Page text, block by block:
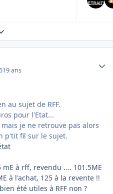
topic overview
19 ans
au sujet de RFF.
pour l'Etat...
je ne retrouve pas alors
p'tit fil sur le sujet.
à rff, revendu .... 101.5ME
à l'achat, 125 à la revente !!
été utiles à RFF non ?